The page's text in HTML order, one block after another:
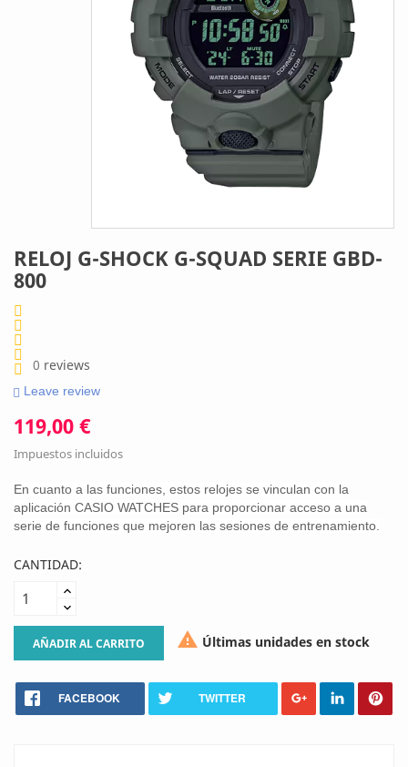
RELOJ G-SHOCK G-SQUAD SERIE GBD-
800
0 reviews
Leave review
119,00 €
Impuestos incluidos
En cuanto a las funciones, estos relojes se vinculan con la
aplicación CASIO WATCHES para proporcionar acceso a una
serie de funciones que mejoren las sesiones de entrenamiento.
CANTIDAD:
AÑADIR AL CARRITO  Últimas unidades en stock
FACEBOOK TWITTER